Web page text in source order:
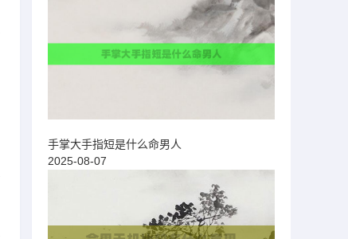
手掌大手指短是什么命男人
2025-08-07